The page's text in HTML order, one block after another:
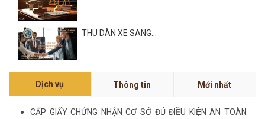
THU DÀN XE SANG...
NỘI QUY VÀ QUY CHẾ CÔNG TY LUẬT QUỐC
Dịch vụ Thông tin Mới nhất
CẤP GIẤY CHỨNG NHẬN CƠ SỞ ĐỦ ĐIỀU KIỆN AN TOÀN